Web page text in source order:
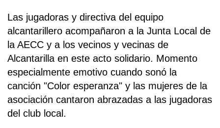
Las jugadoras y directiva del equipo
alcantarillero acompañaron a la Junta Local de
la AECC y a los vecinos y vecinas de
Alcantarilla en este acto solidario. Momento
especialmente emotivo cuando sonó la
canción "Color esperanza" y las mujeres de la
asociación cantaron abrazadas a las jugadoras
del club local.